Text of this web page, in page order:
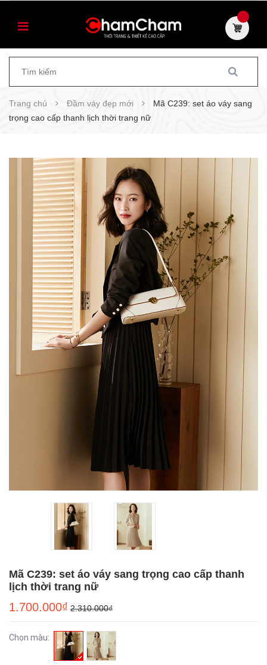
Trang chủ Đầm váy đẹp mới
Mã C239: set áo váy sang
trọng cao cấp thanh lịch thời trang nữ
Mã C239: set áo váy sang trọng cao cấp thanh
lịch thời trang nữ
1.700.000₫ 2.310.000₫
Chọn màu: